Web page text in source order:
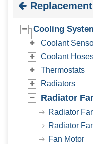
Cooling
Coolant
Coolant
Thermostats
Radiators
Radiator
Radiator
Radiator
Fan Motor